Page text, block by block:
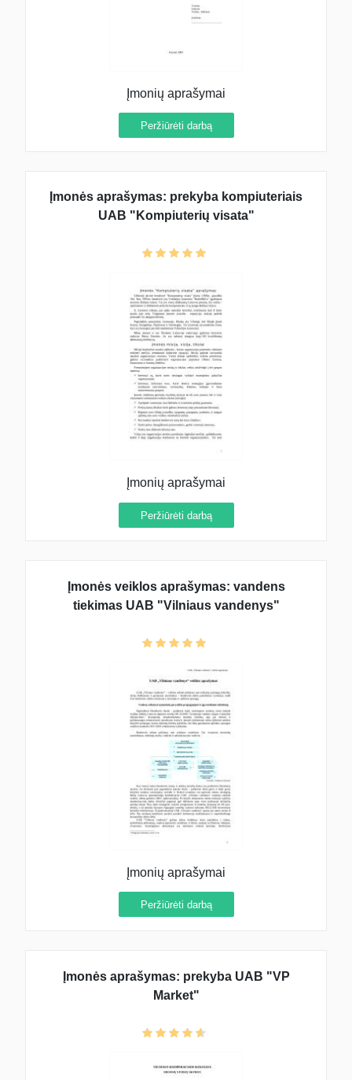
Įmonių aprašymai
Peržiūrėti darbą
Įmonės aprašymas: prekyba kompiuteriais
UAB "Kompiuterių visata"
Įmonių aprašymai
Peržiūrėti darbą
Įmonės veiklos aprašymas: vandens
tiekimas UAB "Vilniaus vandenys"
Įmonių aprašymai
Peržiūrėti darbą
Įmonės aprašymas: prekyba UAB "VP
Market"